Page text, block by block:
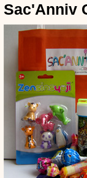
Sac'Anniv